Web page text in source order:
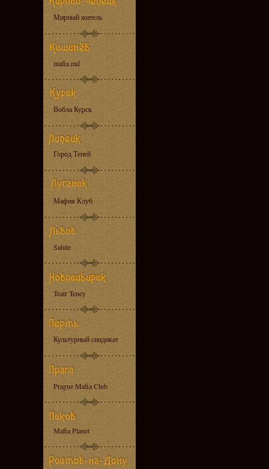
Мирный житель
mafia.md
Вобла Курск
Город Теней
Мафия Клуб
Salute
Teatr Teney
Культурный синдикат
Prague Mafia Club
Mafia Planet